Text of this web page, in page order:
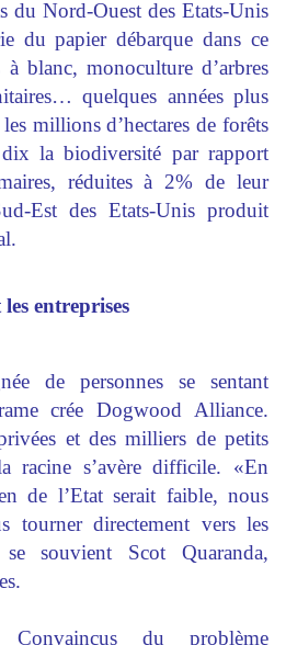
du Nord-Ouest des Etats-Unis
du papier débarque dans ce
blanc, monoculture d’arbres
quelques années plus
millions d’hectares de forêts
la biodiversité par rapport
réduites à 2% de leur
Est des Etats-Unis produit
entreprises
de personnes se sentant
crée Dogwood Alliance.
et des milliers de petits
racine s’avère difficile. «En
de l’Etat serait faible, nous
tourner directement vers les
se souvient Scot Quaranda,
du problème